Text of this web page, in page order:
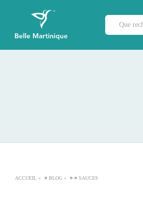
ACCUEIL » BLOG » » SAUCES